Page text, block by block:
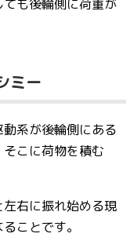
も後輪側に荷重が
ミー
系が後輪側にある
こに荷物を積む
右に振れ始める現
ことです。